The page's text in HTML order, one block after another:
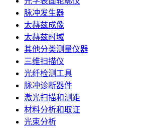
脉冲发生器
太赫兹成像
太赫兹时域
其他分类测量仪器
三维扫描仪
光纤检测工具
脉冲诊断器件
激光扫描和测距
材料分析和取证
光束分析